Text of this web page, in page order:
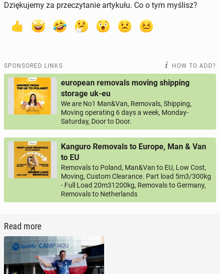
Dziękujemy za przeczytanie artykułu. Co o tym myślisz?
SPONSORED LINKS HOW TO ADD?
european removals moving shipping
storage uk-eu
We are No1 Man&Van, Removals, Shipping,
Moving operating 6 days a week, Monday-
Saturday, Door to Door.
Kanguro Removals to Europe, Man & Van
to EU
Removals to Poland, Man&Van to EU, Low Cost,
Moving, Custom Clearance. Part load 5m3/300kg
- Full Load 20m31200kg, Removals to Germany,
Removals to Netherlands
Read more